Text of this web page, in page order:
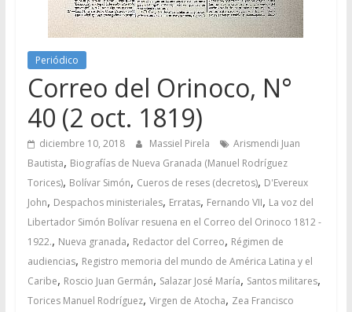
Periódico
Correo del Orinoco, N°
40 (2 oct. 1819)
diciembre 10, 2018 Massiel Pirela
Arismendi Juan
Bautista, Biografías de Nueva Granada (Manuel Rodríguez
Torices), Bolívar Simón, Cueros de reses (decretos), D'Evereux
John, Despachos ministeriales, Erratas, Fernando VII, La voz del
Libertador Simón Bolívar resuena en el Correo del Orinoco 1812 -
1922., Nueva granada, Redactor del Correo, Régimen de
audiencias, Registro memoria del mundo de América Latina y el
Caribe, Roscio Juan Germán, Salazar José María, Santos militares,
Torices Manuel Rodríguez, Virgen de Atocha, Zea Francisco